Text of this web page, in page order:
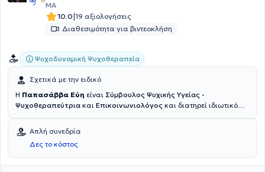
MA
10.0|19 αξιολογήσεις
Διαθεσιμότητα για βιντεοκλήση
Ψυχοδυναμική Ψυχοθεραπεία
Σχετικά με την ειδικό
Η Παπασάββα Εύη είναι Σύμβουλος Ψυχικής Υγείας -
Ψυχοθεραπεύτρια και Επικοινωνιολόγος και διατηρεί ιδιωτικό
Εθνικό και Καποδιστριακό Πανεπιστήμιο Αθηνών στην Επικοινωνία
και Μέσα Μαζικής Ενημέρωσης και την Θεραπευτική
Συμβουλευτική στο ICPS, ενώ έχει ολοκληρώσει Μεταπτυχιακή
εκπαίδευση στην Οπτική Επικοινωνία στο Πανεπιστήμιο του Derby.
Απλή συνεδρία
Δες το κόστος